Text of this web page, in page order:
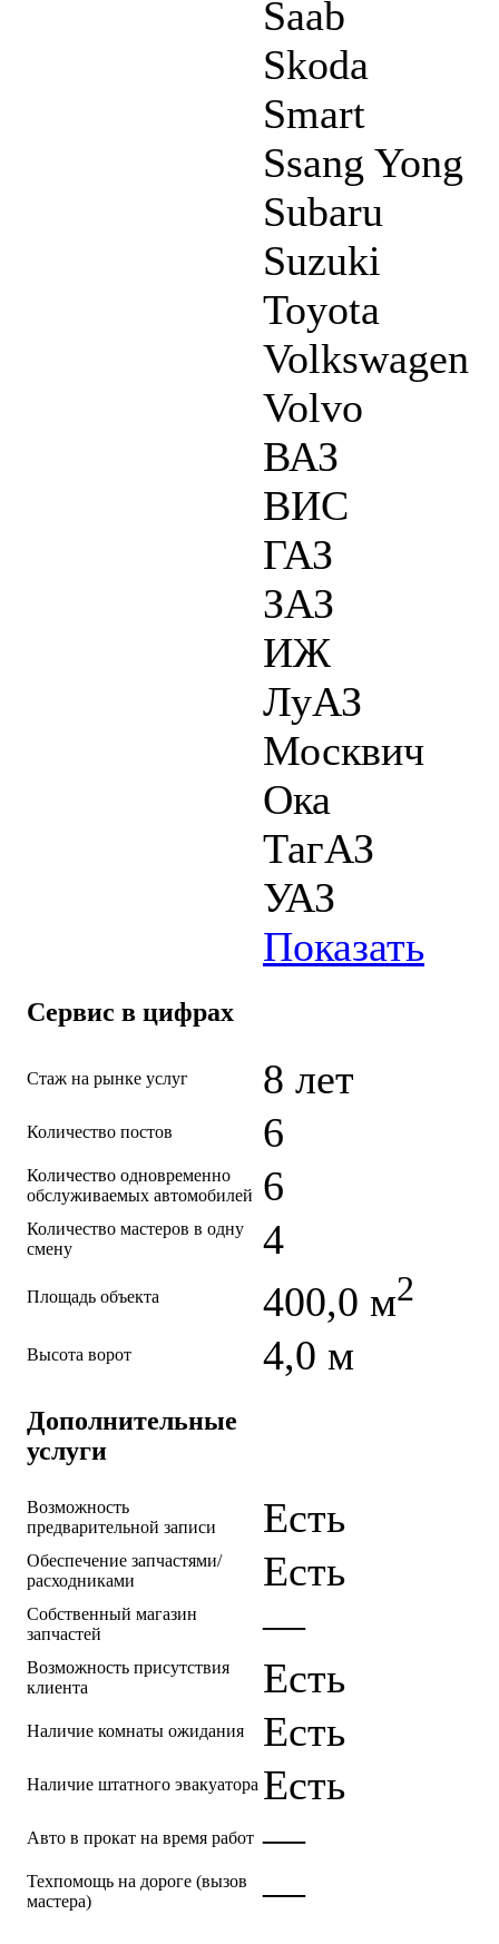
Saab
Skoda
Smart
Ssang Yong
Subaru
Suzuki
Toyota
Volkswagen
Volvo
ВАЗ
ВИС
ГАЗ
ЗАЗ
ИЖ
ЛуАЗ
Москвич
Ока
ТагАЗ
УАЗ
Показать
Сервис в цифрах
Стаж на рынке услуг 8 лет
Количество постов 6
Количество одновременно
обслуживаемых автомобилей
6
Количество мастеров в одну
смену
4
Площадь объекта 400,0 м2
Высота ворот 4,0 м
Дополнительные
услуги
Возможность
предварительной записи
Есть
Обеспечение запчастями/
расходниками
Есть
Собственный магазин
запчастей
—
Возможность присутствия
клиента
Есть
Наличие комнаты ожидания Есть
Наличие штатного эвакуатора Есть
Авто в прокат на время работ —
Техпомощь на дороге (вызов
мастера)
—